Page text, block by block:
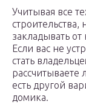
Учитывая все
строительства,
закладывать
Если вас не
стать
рассчитываете
есть другой
домика.